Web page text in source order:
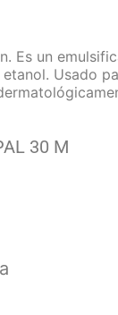
Es un
Usado
30 M